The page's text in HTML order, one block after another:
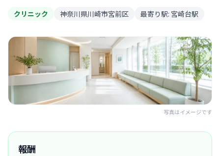
クリニック 神奈川県川崎市宮前区 最寄り駅: 宮崎台駅
写真はイメージです
報酬